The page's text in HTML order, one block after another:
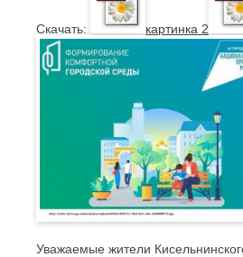
Cкачать: картинка 2
Уважаемые жители